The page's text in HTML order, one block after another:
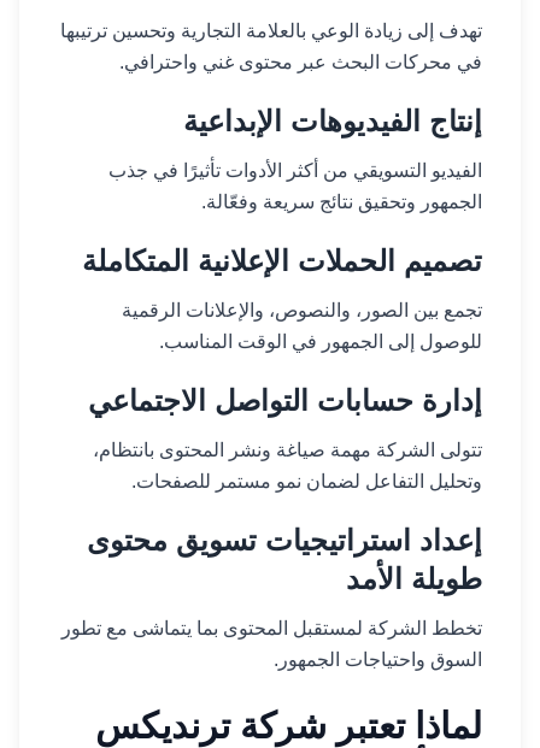
تهدف إلى زيادة الوعي بالعلامة التجارية وتحسين ترتيبها
في محركات البحث عبر محتوى غني واحترافي.
إنتاج الفيديوهات الإبداعية
الفيديو التسويقي من أكثر الأدوات تأثيرًا في جذب
الجمهور وتحقيق نتائج سريعة وفعّالة.
تصميم الحملات الإعلانية المتكاملة
تجمع بين الصور، والنصوص، والإعلانات الرقمية
للوصول إلى الجمهور في الوقت المناسب.
إدارة حسابات التواصل الاجتماعي
تتولى الشركة مهمة صياغة ونشر المحتوى بانتظام،
وتحليل التفاعل لضمان نمو مستمر للصفحات.
إعداد استراتيجيات تسويق محتوى
طويلة الأمد
تخطط الشركة لمستقبل المحتوى بما يتماشى مع تطور
السوق واحتياجات الجمهور.
لماذا تعتبر شركة ترنديكس